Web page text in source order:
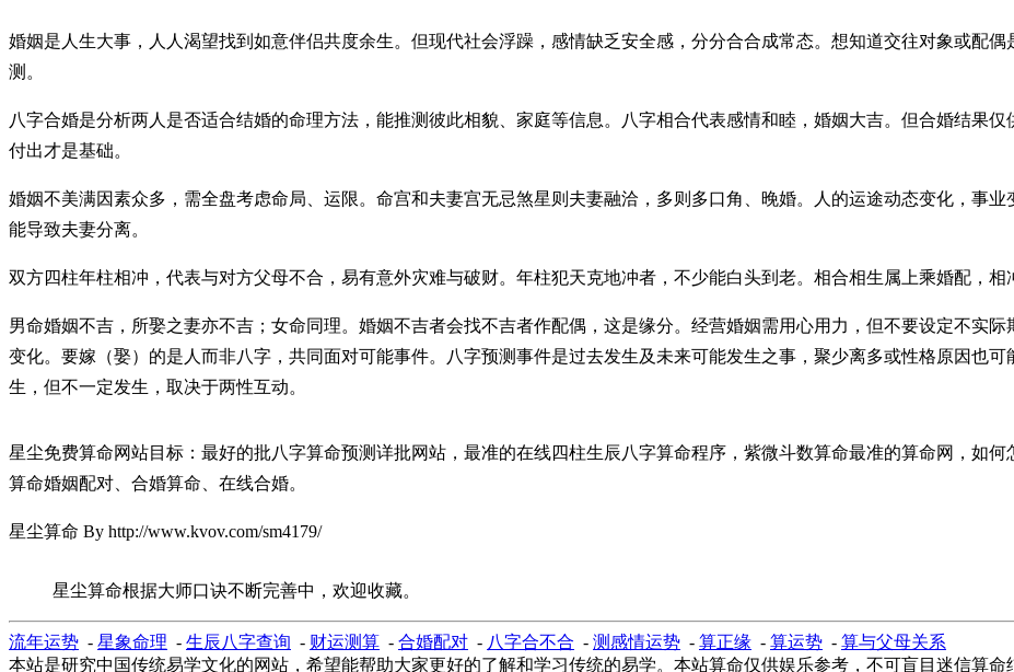
婚姻是人生大事，人人渴望找到如意伴侣共度余生。但现代社会浮躁，感情缺乏安全感，分分合合成常态。想知道交往对象或配偶
测。
八字合婚是分析两人是否适合结婚的命理方法，能推测彼此相貌、家庭等信息。八字相合代表感情和睦，婚姻大吉。但合婚结果
付出才是基础。
婚姻不美满因素众多，需全盘考虑命局、运限。命宫和夫妻宫无忌煞星则夫妻融洽，多则多口角、晚婚。人的运途动态变化，事
能导致夫妻分离。
双方四柱年柱相冲，代表与对方父母不合，易有意外灾难与破财。年柱犯天克地冲者，不少能白头到老。相合相生属上乘婚配，相
男命婚姻不吉，所娶之妻亦不吉；女命同理。婚姻不吉者会找不吉者作配偶，这是缘分。经营婚姻需用心用力，但不要设定不实
变化。要嫁（娶）的是人而非八字，共同面对可能事件。八字预测事件是过去发生及未来可能发生之事，聚少离多或性格原因也
生，但不一定发生，取决于两性互动。
星尘免费算命网站目标：最好的批八字算命预测详批网站，最准的在线四柱生辰八字算命程序，紫微斗数算命最准的算命网，如
算命婚姻配对、合婚算命、在线合婚。
星尘算命 By http://www.kvov.com/sm4179/
星尘算命根据大师口诀不断完善中，欢迎收藏。
流年运势 - 星象命理 - 生辰八字查询 - 财运测算 - 合婚配对 - 八字合不合 - 测感情运势 - 算正缘 - 算运势 - 算与父母关系
本站是研究中国传统易学文化的网站，希望能帮助大家更好的了解和学习传统的易学。本站算命仅供娱乐参考，不可盲目迷信算命